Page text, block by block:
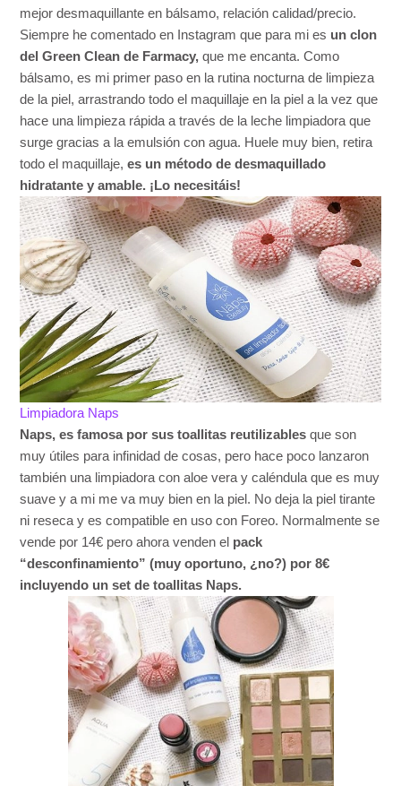
mejor desmaquillante en bálsamo, relación calidad/precio.
Siempre he comentado en Instagram que para mi es un clon
del Green Clean de Farmacy, que me encanta. Como
bálsamo, es mi primer paso en la rutina nocturna de limpieza
de la piel, arrastrando todo el maquillaje en la piel a la vez que
hace una limpieza rápida a través de la leche limpiadora que
surge gracias a la emulsión con agua. Huele muy bien, retira
todo el maquillaje,es un método de desmaquillado
hidratante y amable. ¡Lo necesitáis!
Limpiadora Naps
Naps, es famosa por sus toallitas reutilizables que son
muy útiles para infinidad de cosas, pero hace poco lanzaron
también una limpiadora con aloe vera y caléndula que es muy
suave y a mi me va muy bien en la piel. No deja la piel tirante
ni reseca y es compatible en uso con Foreo. Normalmente se
vende por 14€ pero ahora venden el pack
“desconfinamiento” (muy oportuno, ¿no?) por 8€
incluyendo un set de toallitas Naps.